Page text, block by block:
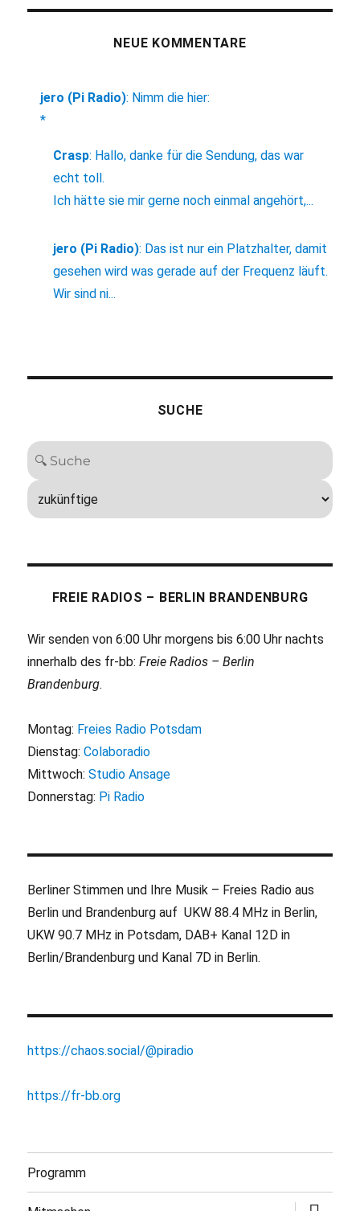
NEUE KOMMENTARE
jero (Pi Radio): Nimm die hier:
*
Crasp: Hallo, danke für die Sendung, das war
echt toll.
Ich hätte sie mir gerne noch einmal angehört,...
jero (Pi Radio): Das ist nur ein Platzhalter, damit
gesehen wird was gerade auf der Frequenz läuft.
Wir sind ni...
SUCHE
FREIE RADIOS – BERLIN BRANDENBURG
Wir senden von 6:00 Uhr morgens bis 6:00 Uhr nachts
innerhalb des fr-bb:Freie Radios – Berlin
Brandenburg.
Montag: Freies Radio Potsdam
Dienstag:Colaboradio
Mittwoch:Studio Ansage
Donnerstag: Pi Radio
Berliner Stimmen und Ihre Musik – Freies Radio aus
Berlin und Brandenburg auf UKW 88.4 MHz in Berlin,
UKW 90.7 MHz in Potsdam, DAB+ Kanal 12D in
Berlin/Brandenburg und Kanal 7D in Berlin.
https://chaos.social/@piradio
https://fr-bb.org
Programm